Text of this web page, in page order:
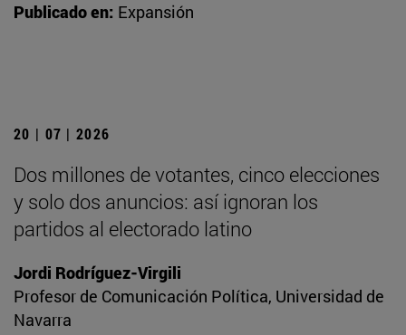
Publicado en: Expansión
20 | 07 | 2026
Dos millones de votantes, cinco elecciones
y solo dos anuncios: así ignoran los
partidos al electorado latino
Jordi Rodríguez-Virgili
Profesor de Comunicación Política, Universidad de
Navarra